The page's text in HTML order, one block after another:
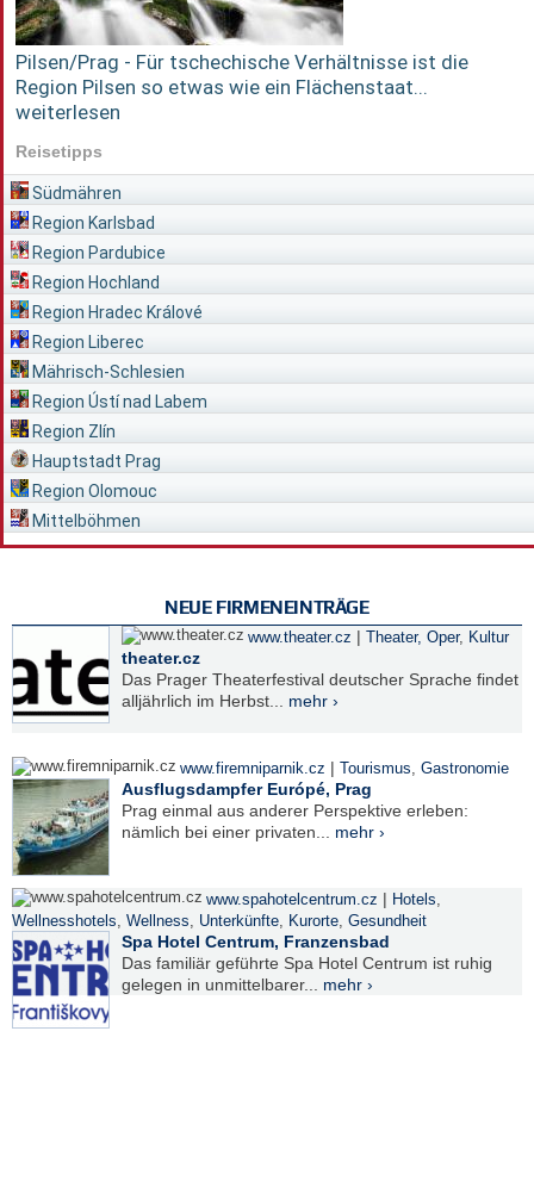
Pilsen/Prag - Für tschechische Verhältnisse ist die
Region Pilsen so etwas wie ein Flächenstaat...
weiterlesen
Reisetipps
Südmähren
Region Karlsbad
Region Pardubice
Region Hochland
Region Hradec Králové
Region Liberec
Mährisch-Schlesien
Region Ústí nad Labem
Region Zlín
Hauptstadt Prag
Region Olomouc
Mittelböhmen
NEUE FIRMENEINTRÄGE
www.theater.cz | Theater, Oper, Kultur
theater.cz
Das Prager Theaterfestival deutscher Sprache findet
alljährlich im Herbst... mehr ›
www.firemniparnik.cz | Tourismus, Gastronomie
Ausflugsdampfer Európé, Prag
Prag einmal aus anderer Perspektive erleben:
nämlich bei einer privaten... mehr ›
www.spahotelcentrum.cz | Hotels,
Wellnesshotels, Wellness, Unterkünfte, Kurorte, Gesundheit
Spa Hotel Centrum, Franzensbad
Das familiär geführte Spa Hotel Centrum ist ruhig
gelegen in unmittelbarer... mehr ›